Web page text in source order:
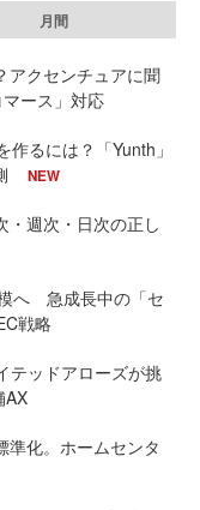
月間
アクセンチュアに聞
ース」対応
るには？「Yunth」
NEW
・週次・日次の正し
へ 急成長中の「セ
戦略
テッドアローズが挑
AX
準化。ホームセンタ